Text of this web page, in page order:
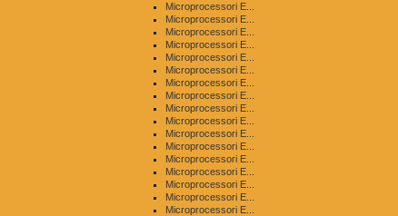
Microprocessori E...
Microprocessori E...
Microprocessori E...
Microprocessori E...
Microprocessori E...
Microprocessori E...
Microprocessori E...
Microprocessori E...
Microprocessori E...
Microprocessori E...
Microprocessori E...
Microprocessori E...
Microprocessori E...
Microprocessori E...
Microprocessori E...
Microprocessori E...
Microprocessori E...